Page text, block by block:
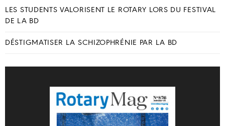
LES STUDENTS VALORISENT LE ROTARY LORS DU FESTIVAL
DE LA BD
DÉSTIGMATISER LA SCHIZOPHRÉNIE PAR LA BD